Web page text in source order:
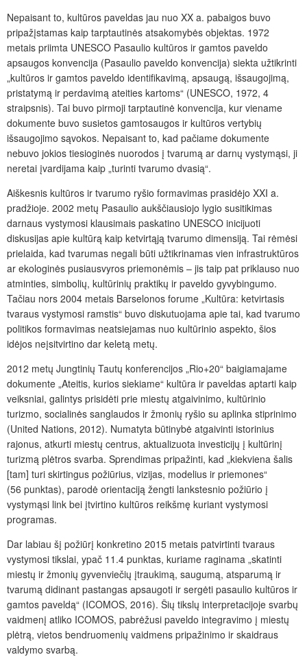
Nepaisant to, kultūros paveldas jau nuo XX a. pabaigos buvo
pripažįstamas kaip tarptautinės atsakomybės objektas. 1972
metais priimta UNESCO Pasaulio kultūros ir gamtos paveldo
apsaugos konvencija (Pasaulio paveldo konvencija) siekta užtikrinti
„kultūros ir gamtos paveldo identifikavimą, apsaugą, išsaugojimą,
pristatymą ir perdavimą ateities kartoms“ (UNESCO, 1972, 4
straipsnis). Tai buvo pirmoji tarptautinė konvencija, kur viename
dokumente buvo susietos gamtosaugos ir kultūros vertybių
išsaugojimo sąvokos. Nepaisant to, kad pačiame dokumente
nebuvo jokios tiesioginės nuorodos į tvarumą ar darnų vystymąsi, ji
neretai įvardijama kaip „turinti tvarumo dvasią“.
Aiškesnis kultūros ir tvarumo ryšio formavimas prasidėjo XXI a.
pradžioje. 2002 metų Pasaulio aukščiausiojo lygio susitikimas
darnaus vystymosi klausimais paskatino UNESCO inicijuoti
diskusijas apie kultūrą kaip ketvirtąją tvarumo dimensiją. Tai rėmėsi
prielaida, kad tvarumas negali būti užtikrinamas vien infrastruktūros
ar ekologinės pusiausvyros priemonėmis – jis taip pat priklauso nuo
atminties, simbolių, kultūrinių praktikų ir paveldo gyvybingumo.
Tačiau nors 2004 metais Barselonos forume „Kultūra: ketvirtasis
tvaraus vystymosi ramstis“ buvo diskutuojama apie tai, kad tvarumo
politikos formavimas neatsiejamas nuo kultūrinio aspekto, šios
idėjos neįsitvirtino dar keletą metų.
2012 metų Jungtinių Tautų konferencijos „Rio+20“ baigiamajame
dokumente „Ateitis, kurios siekiame“ kultūra ir paveldas aptarti kaip
veiksniai, galintys prisidėti prie miestų atgaivinimo, kultūrinio
turizmo, socialinės sanglaudos ir žmonių ryšio su aplinka stiprinimo
(United Nations, 2012). Numatyta būtinybė atgaivinti istorinius
rajonus, atkurti miestų centrus, aktualizuota investicijų į kultūrinį
turizmą plėtros svarba. Sprendimas pripažinti, kad „kiekviena šalis
[tam] turi skirtingus požiūrius, vizijas, modelius ir priemones“
(56 punktas), parodė orientaciją žengti lankstesnio požiūrio į
vystymąsi link bei įtvirtino kultūros reikšmę kuriant vystymosi
programas.
Dar labiau šį požiūrį konkretino 2015 metais patvirtinti tvaraus
vystymosi tikslai, ypač 11.4 punktas, kuriame raginama „skatinti
miestų ir žmonių gyvenviečių įtraukimą, saugumą, atsparumą ir
tvarumą didinant pastangas apsaugoti ir sergėti pasaulio kultūros ir
gamtos paveldą“ (ICOMOS, 2016). Šių tikslų interpretacijoje svarbų
vaidmenį atliko ICOMOS, pabrėžusi paveldo integravimo į miestų
plėtrą, vietos bendruomenių vaidmens pripažinimo ir skaidraus
valdymo svarbą.